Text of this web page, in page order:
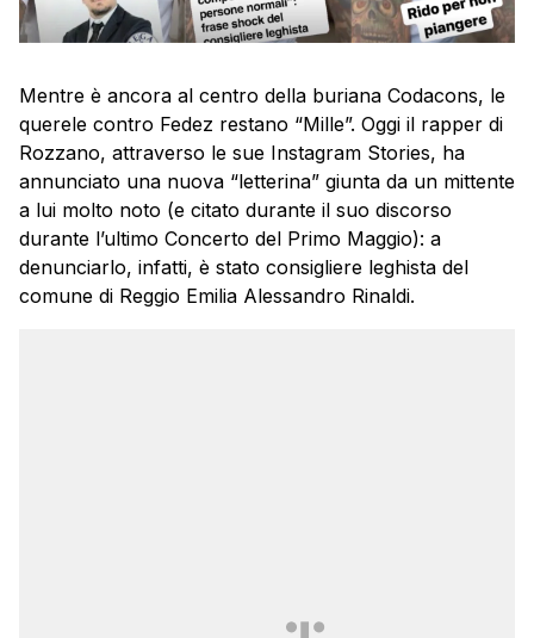
Mentre è ancora al centro della buriana Codacons, le
querele contro Fedez restano “Mille”. Oggi il rapper di
Rozzano, attraverso le sue Instagram Stories, ha
annunciato una nuova “letterina” giunta da un mittente
a lui molto noto (e citato durante il suo discorso
durante l’ultimo Concerto del Primo Maggio): a
denunciarlo, infatti, è stato consigliere leghista del
comune di Reggio Emilia Alessandro Rinaldi.